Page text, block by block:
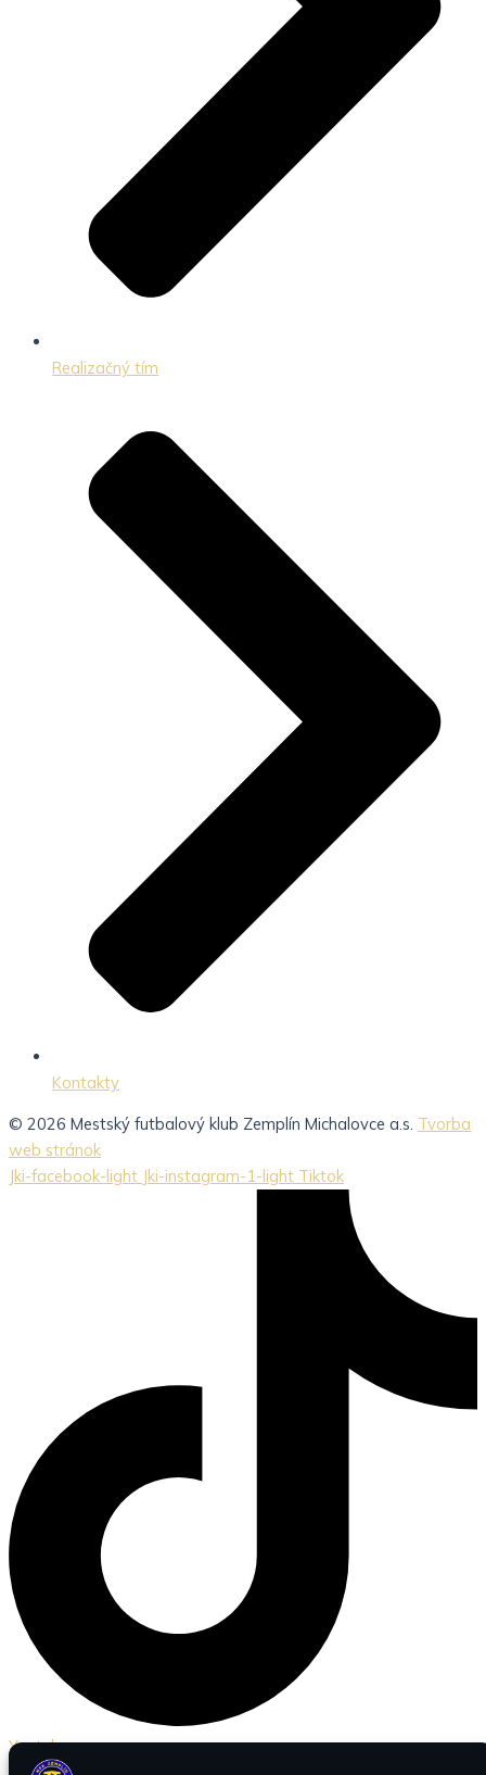
Realizačný tím
Kontakty
© 2026 Mestský futbalový klub Zemplín Michalovce a.s. Tvorba
web stránok
Jki-facebook-light Jki-instagram-1-light Tiktok
Youtube